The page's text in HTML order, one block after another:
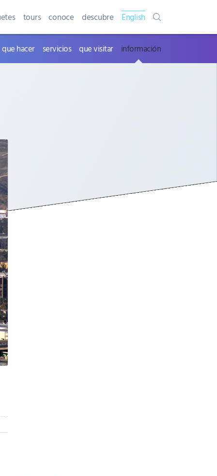
tours conoce descubre English
que hacer servicios que visitar información